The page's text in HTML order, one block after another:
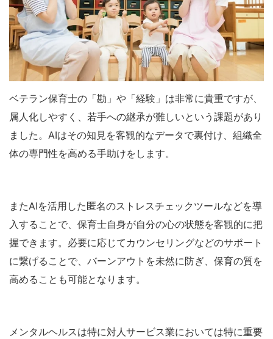
ベテラン保育士の「勘」や「経験」は非常に貴重ですが、
属人化しやすく、若手への継承が難しいという課題があり
ました。AIはその知見を客観的なデータで裏付け、組織全
体の専門性を高める手助けをします。
またAIを活用した匿名のストレスチェックツールなどを導
入することで、保育士自身が自分の心の状態を客観的に把
握できます。必要に応じてカウンセリングなどのサポート
に繋げることで、バーンアウトを未然に防ぎ、保育の質を
高めることも可能となります。
メンタルヘルスは特に対人サービス業においては特に重要